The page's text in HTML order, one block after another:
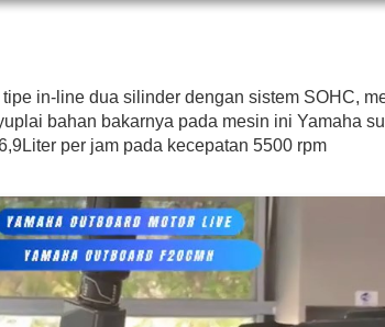
in-line dua silinder dengan sistem SOHC,
bahan bakarnya pada mesin ini Yamaha
per jam pada kecepatan 5500 rpm